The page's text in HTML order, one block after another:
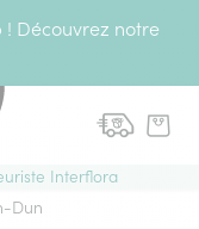
! Découvrez notre
Interflora
Dun